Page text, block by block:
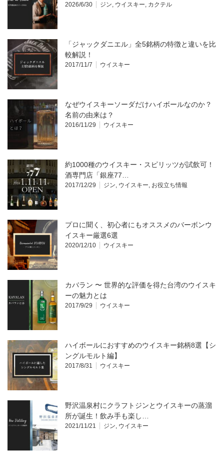
2026/6/30 ジン ウイスキー カクテル
「ジャックダニエル」全5銘柄の特徴と違いを比
較解説！
2017/11/7 ウイスキー
なぜウイスキーソーダだけハイボールなのか？
名前の由来は？
2016/11/29 ウイスキー
約1000種のウイスキー・スピリッツが試飲可！
酒専門店「銀座77…
2017/12/29 ジン ウイスキー お役立ち情報
プロに聞く、初心者にもオススメのバーボンウ
イスキー厳選6選
2020/12/10 ウイスキー
カバラン 〜 世界的な評価を得た台湾のウイスキ
ーの魅力とは
2017/9/29 ウイスキー
ハイボールにおすすめのウイスキー銘柄8選【シ
ングルモルト編】
2017/8/31 ウイスキー
野沢温泉村にクラフトジンとウイスキーの蒸溜
所が誕生！飲み手も楽し…
2021/11/21 ジン ウイスキー